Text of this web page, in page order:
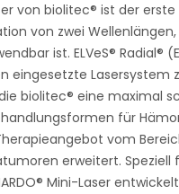
von biolitec® ist der
von zwei
ist. ELVeS® Radial®
eingesetzte Lasersystem
biolitec® eine maximal
für
vom
erweitert.
Mini-Laser